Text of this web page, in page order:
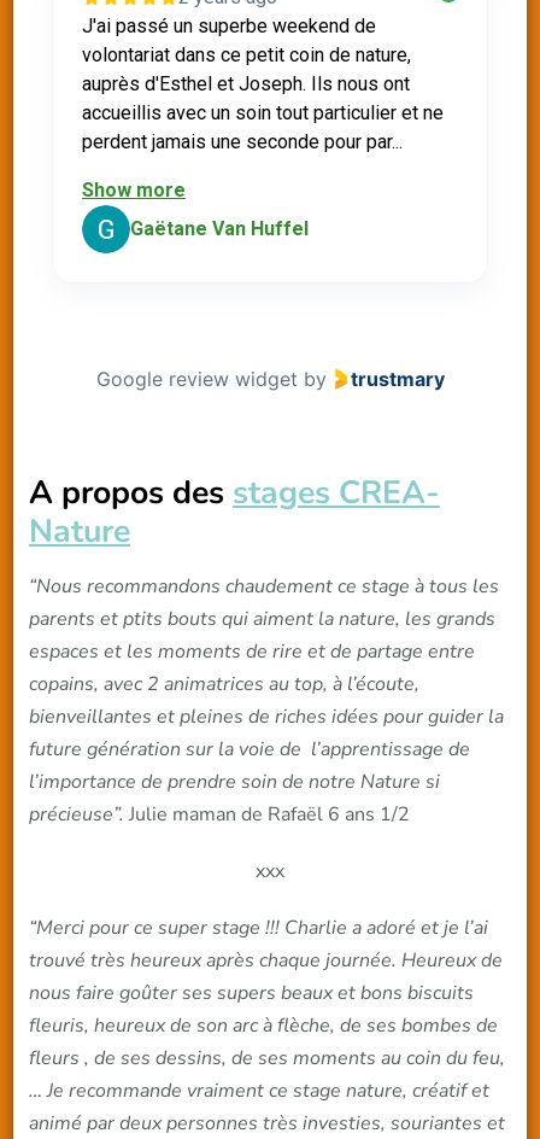
J'ai passé un superbe weekend de
volontariat dans ce petit coin de nature,
auprès d'Esthel et Joseph. Ils nous ont
accueillis avec un soin tout particulier et ne
perdent jamais une seconde pour par...
Show more
Gaëtane Van Huffel
Google review widget by trustmary
A propos des stages CREA-
Nature
“Nous recommandons chaudement ce stage à tous les
parents et ptits bouts qui aiment la nature, les grands
espaces et les moments de rire et de partage entre
copains, avec 2 animatrices au top, à l’écoute,
bienveillantes et pleines de riches idées pour guider la
future génération sur la voie de l’apprentissage de
l’importance de prendre soin de notre Nature si
précieuse”. Julie maman de Rafaël 6 ans 1/2
xxx
“Merci pour ce super stage !!! Charlie a adoré et je l’ai
trouvé très heureux après chaque journée. Heureux de
nous faire goûter ses supers beaux et bons biscuits
fleuris, heureux de son arc à flèche, de ses bombes de
fleurs , de ses dessins, de ses moments au coin du feu,
… Je recommande vraiment ce stage nature, créatif et
animé par deux personnes très investies, souriantes et